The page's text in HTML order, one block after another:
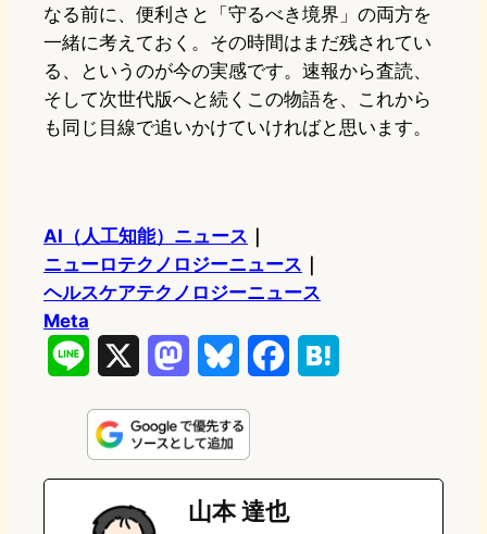
なる前に、便利さと「守るべき境界」の両方を
一緒に考えておく。その時間はまだ残されてい
る、というのが今の実感です。速報から査読、
そして次世代版へと続くこの物語を、これから
も同じ目線で追いかけていければと思います。
AI（人工知能）ニュース
ニューロテクノロジーニュース
ヘルスケアテクノロジーニュース
Meta
n
e
s
t
o
u
e
s
e
b
e
山本 達也